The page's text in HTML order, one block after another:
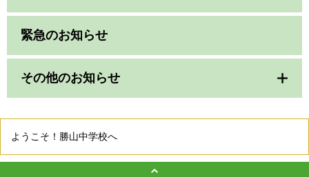
緊急のお知らせ
その他のお知らせ
ようこそ！勝山中学校へ